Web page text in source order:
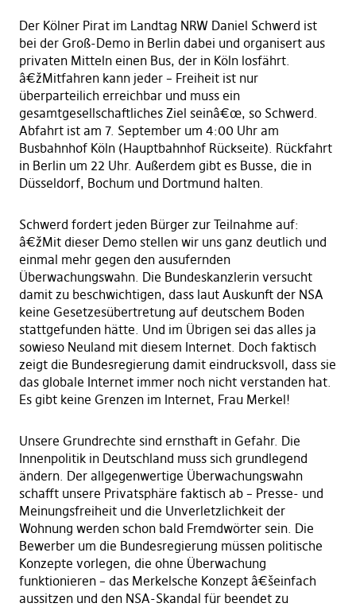
Der Kölner Pirat im Landtag NRW Daniel Schwerd ist
bei der Groß-Demo in Berlin dabei und organisert aus
privaten Mitteln einen Bus, der in Köln losfährt.
â€žMitfahren kann jeder – Freiheit ist nur
überparteilich erreichbar und muss ein
gesamtgesellschaftliches Ziel seinâ€œ, so Schwerd.
Abfahrt ist am 7. September um 4:00 Uhr am
Busbahnhof Köln (Hauptbahnhof Rückseite). Rückfahrt
in Berlin um 22 Uhr. Außerdem gibt es Busse, die in
Düsseldorf, Bochum und Dortmund halten.
Schwerd fordert jeden Bürger zur Teilnahme auf:
â€žMit dieser Demo stellen wir uns ganz deutlich und
einmal mehr gegen den ausufernden
Überwachungswahn. Die Bundeskanzlerin versucht
damit zu beschwichtigen, dass laut Auskunft der NSA
keine Gesetzesübertretung auf deutschem Boden
stattgefunden hätte. Und im Übrigen sei das alles ja
sowieso Neuland mit diesem Internet. Doch faktisch
zeigt die Bundesregierung damit eindrucksvoll, dass sie
das globale Internet immer noch nicht verstanden hat.
Es gibt keine Grenzen im Internet, Frau Merkel!
Unsere Grundrechte sind ernsthaft in Gefahr. Die
Innenpolitik in Deutschland muss sich grundlegend
ändern. Der allgegenwertige Überwachungswahn
schafft unsere Privatsphäre faktisch ab – Presse- und
Meinungsfreiheit und die Unverletzlichkeit der
Wohnung werden schon bald Fremdwörter sein. Die
Bewerber um die Bundesregierung müssen politische
Konzepte vorlegen, die ohne Überwachung
funktionieren – das Merkelsche Konzept â€šeinfach
aussitzen und den NSA-Skandal für beendet zu